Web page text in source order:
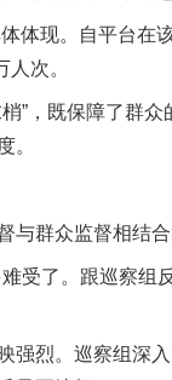
体现。自平台在
次。
，既保障了群众
。
群众监督相结合
了。跟巡察组
烈。巡察组深入